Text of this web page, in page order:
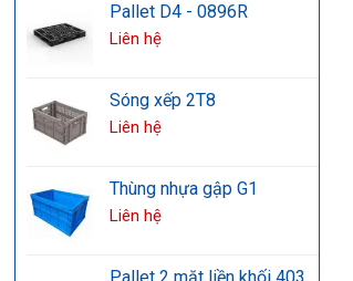
Pallet D4 - 0896R
Liên hệ
Sóng xếp 2T8
Liên hệ
Thùng nhựa gập G1
Liên hệ